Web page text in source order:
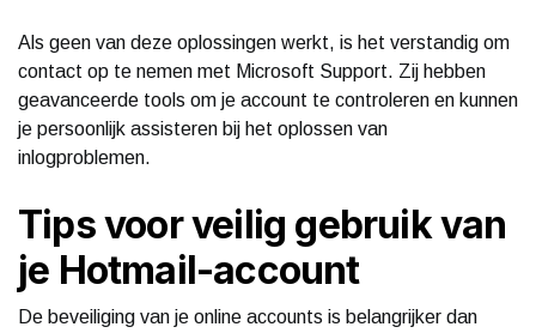
Als geen van deze oplossingen werkt, is het verstandig om
contact op te nemen met Microsoft Support. Zij hebben
geavanceerde tools om je account te controleren en kunnen
je persoonlijk assisteren bij het oplossen van
inlogproblemen.
Tips voor veilig gebruik van
je Hotmail-account
De beveiliging van je online accounts is belangrijker dan